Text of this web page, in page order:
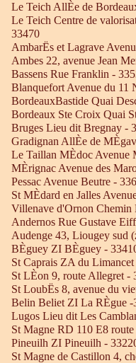
Le Teich AllÈe de
Le Teich Centre de
33470
AmbarËs et Lagrave
Ambes 22, avenue Jean
Bassens Rue Franklin -
Blanquefort Avenue du 11
BordeauxBastide Quai
Bordeaux Ste Croix Quai
Bruges Lieu dit Bregnay -
Gradignan AllÈe de
Le Taillan MÈdoc Avenue
MÈrignac Avenue des
Pessac Avenue Beutre -
St MÈdard en Jalles
Villenave d'Ornon Chemin
Andernos Rue Gustave
Audenge 43, Liougey sud
BÈguey ZI BÈguey -
St Caprais ZA du
St LÈon 9, route Allegret -
St LoubËs 8, avenue du
Belin Beliet ZI La RÈgue -
Lugos Lieu dit Les
St Magne RD 110 E8
Pineuilh ZI Pineuilh -
St Magne de Castillon 4,